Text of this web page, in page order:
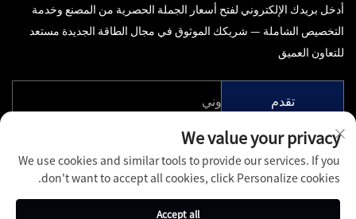
أدخل بريدك الإلكتروني لفتح أسعار الجملة الحصرية من المصنع وخدمة
التخصيص الشاملة — شريكك الموثوق في مجال الطاقة الجديدة مستعد
للتعاون العميق
تقدم
حقوق النشر © شركة شنتشن بينفانغ تشوانغفو للتكنولوجيا المحدودة، جميع
We value your privacy
We use cookies and similar tools to provide our services. If you
don't want to accept all cookies, click Personalize cookies.
Accept all